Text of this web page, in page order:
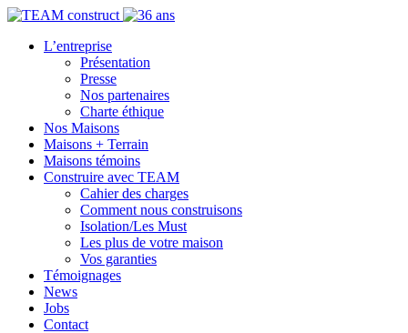
L’entreprise
Présentation
Presse
Nos partenaires
Charte éthique
Nos Maisons
Maisons + Terrain
Maisons témoins
Construire avec TEAM
Cahier des charges
Comment nous construisons
Isolation/Les Must
Les plus de votre maison
Vos garanties
Témoignages
News
Jobs
Contact